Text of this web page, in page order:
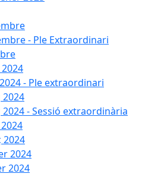
- Ple Extraordinari
- Ple extraordinari
2024
2024 - Sessió extraordinària
2024
2024
2024